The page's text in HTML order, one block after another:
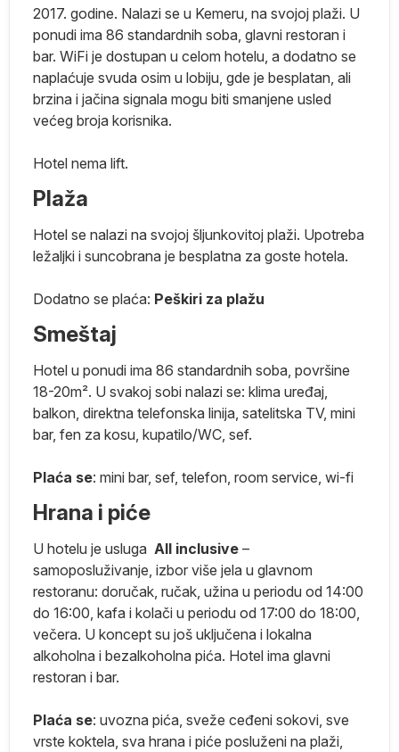
2017. godine. Nalazi se u Kemeru, na svojoj plaži. U
ponudi ima 86 standardnih soba, glavni restoran i
bar. WiFi je dostupan u celom hotelu, a dodatno se
naplaćuje svuda osim u lobiju, gde je besplatan, ali
brzina i jačina signala mogu biti smanjene usled
većeg broja korisnika.
Hotel nema lift.
Plaža
Hotel se nalazi na svojoj šljunkovitoj plaži. Upotreba
ležaljki i suncobrana je besplatna za goste hotela.
Dodatno se plaća: Peškiri za plažu
Smeštaj
Hotel u ponudi ima 86 standardnih soba, površine
18-20m². U svakoj sobi nalazi se: klima uređaj,
balkon, direktna telefonska linija, satelitska TV, mini
bar, fen za kosu, kupatilo/WC, sef.
Plaća se: mini bar, sef, telefon, room service, wi-fi
Hrana i piće
U hotelu je usluga All inclusive –
samoposluživanje, izbor više jela u glavnom
restoranu: doručak, ručak, užina u periodu od 14:00
do 16:00, kafa i kolači u periodu od 17:00 do 18:00,
večera. U koncept su još uključena i lokalna
alkoholna i bezalkoholna pića. Hotel ima glavni
restoran i bar.
Plaća se: uvozna pića, sveže ceđeni sokovi, sve
vrste koktela, sva hrana i piće posluženi na plaži,